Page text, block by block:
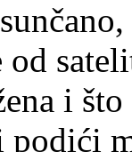
i
podići